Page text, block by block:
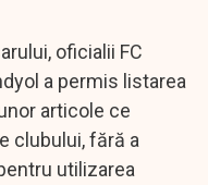
oficialii FC
a permis listarea
articole ce
clubului, fără a
utilizarea